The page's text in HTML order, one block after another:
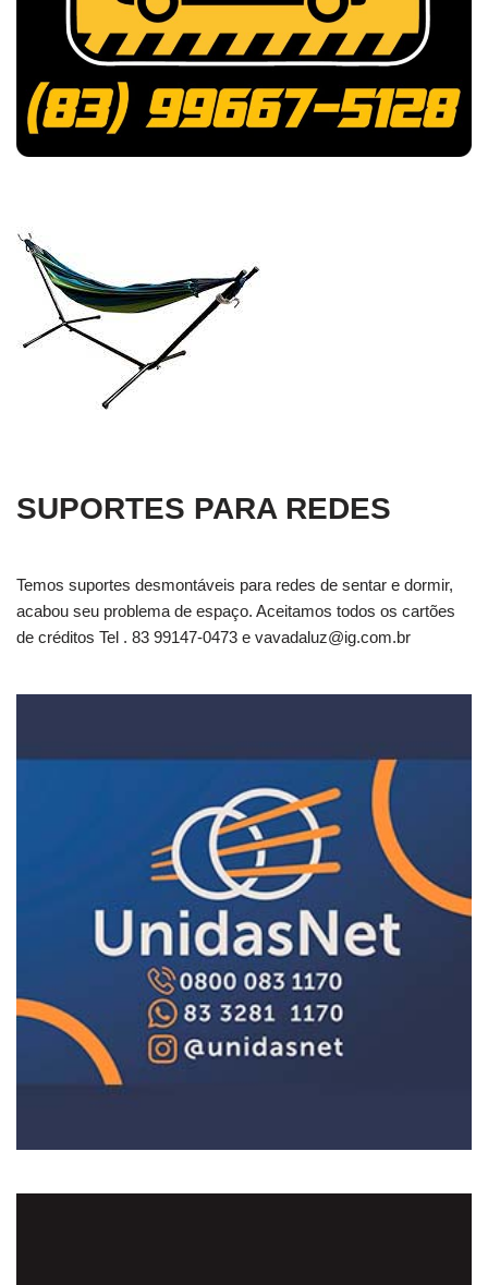
SUPORTES PARA REDES
Temos suportes desmontáveis para redes de sentar e dormir,
acabou seu problema de espaço. Aceitamos todos os cartões
de créditos Tel . 83 99147-0473 e vavadaluz@ig.com.br